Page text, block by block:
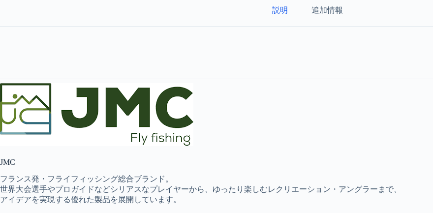
説明 追加情報
JMC
フランス発・フライフィッシング総合ブランド。
世界大会選手やプロガイドなどシリアスなプレイヤーから、ゆったり楽しむレクリエーション・アングラーまで、
アイデアを実現する優れた製品を展開しています。